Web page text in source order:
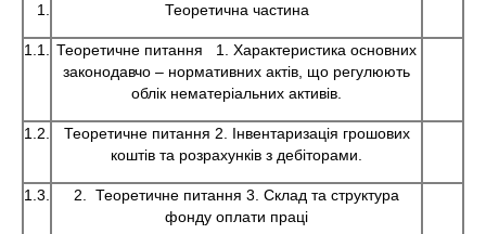
1. Теоретична частина
1.1. Теоретичне питання 1. Характеристика основних
законодавчо – нормативних актів, що регулюють
облік нематеріальних активів.
1.2. Теоретичне питання 2. Інвентаризація грошових
коштів та розрахунків з дебіторами.
1.3. 2. Теоретичне питання 3. Склад та структура
фонду оплати праці